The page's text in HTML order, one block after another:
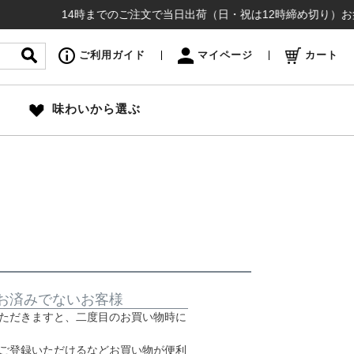
14時までのご注文で当日出荷（日・祝は12時締め切り）お
ご利用ガイド マイページ カート
味わいから選ぶ
済みでないお客様
だきますと、二度目のお買い物時に
登録いただけるなどお買い物が便利